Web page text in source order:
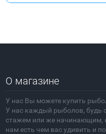
О магазине
У нас Вы можете купить
У нас каждый рыболов, будь
стажем или же начинающим,
нам есть чем вас удивить и